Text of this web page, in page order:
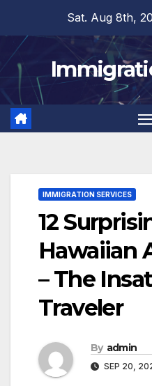
content
Sat. Aug 8th,
IMMIGRATION SERVICES
12
Hawaiian
– The
Traveler
By admin
SEP 20,